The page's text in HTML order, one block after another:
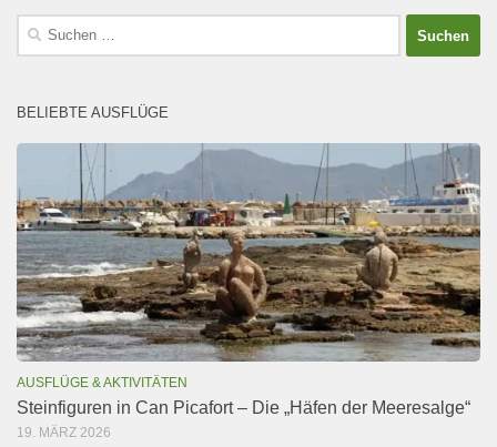
Suchen
BELIEBTE AUSFLÜGE
AUSFLÜGE & AKTIVITÄTEN
Steinfiguren in Can Picafort – Die „Häfen der Meeresalge“
19. MÄRZ 2026